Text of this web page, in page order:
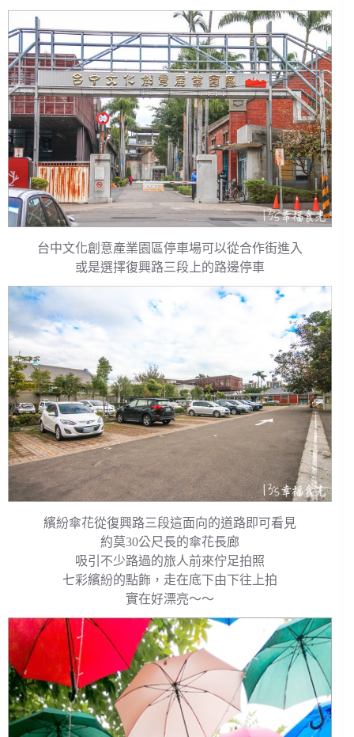
台中文化創意產業園區停車場可以從合作街進入
或是選擇復興路三段上的路邊停車
繽紛傘花從復興路三段這面向的道路即可看見
約莫30公尺長的傘花長廊
吸引不少路過的旅人前來佇足拍照
七彩繽紛的點飾，走在底下由下往上拍
實在好漂亮～～